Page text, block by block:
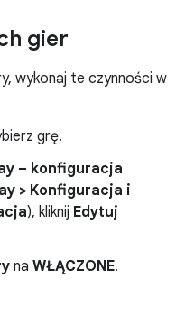
gier
wykonaj te czynności w
grę.
– konfiguracja
> Konfiguracja i
), kliknij Edytuj
na WŁĄCZONE.